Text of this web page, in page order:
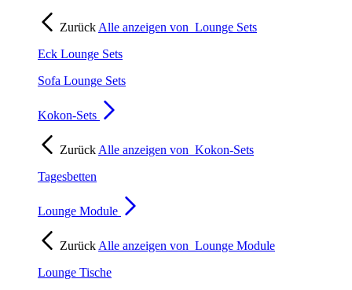
Zurück Alle anzeigen von Lounge Sets
Eck Lounge Sets
Sofa Lounge Sets
Kokon-Sets
Zurück Alle anzeigen von Kokon-Sets
Tagesbetten
Lounge Module
Zurück Alle anzeigen von Lounge Module
Lounge Tische